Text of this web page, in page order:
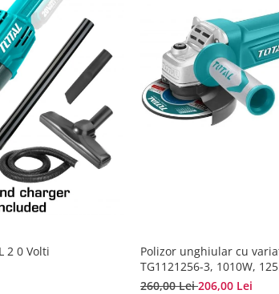
2 0 Volti
Polizor unghiular cu
TG1121256-3, 1010W,
260,00 Lei206,00 Lei